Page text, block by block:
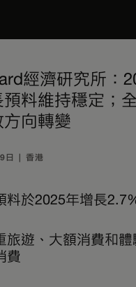
經濟研究所：
料維持穩定；
向轉變
日 | 香港
料於2025年增長
旅遊、大額消費和
費